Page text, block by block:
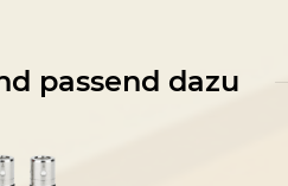
passend dazu